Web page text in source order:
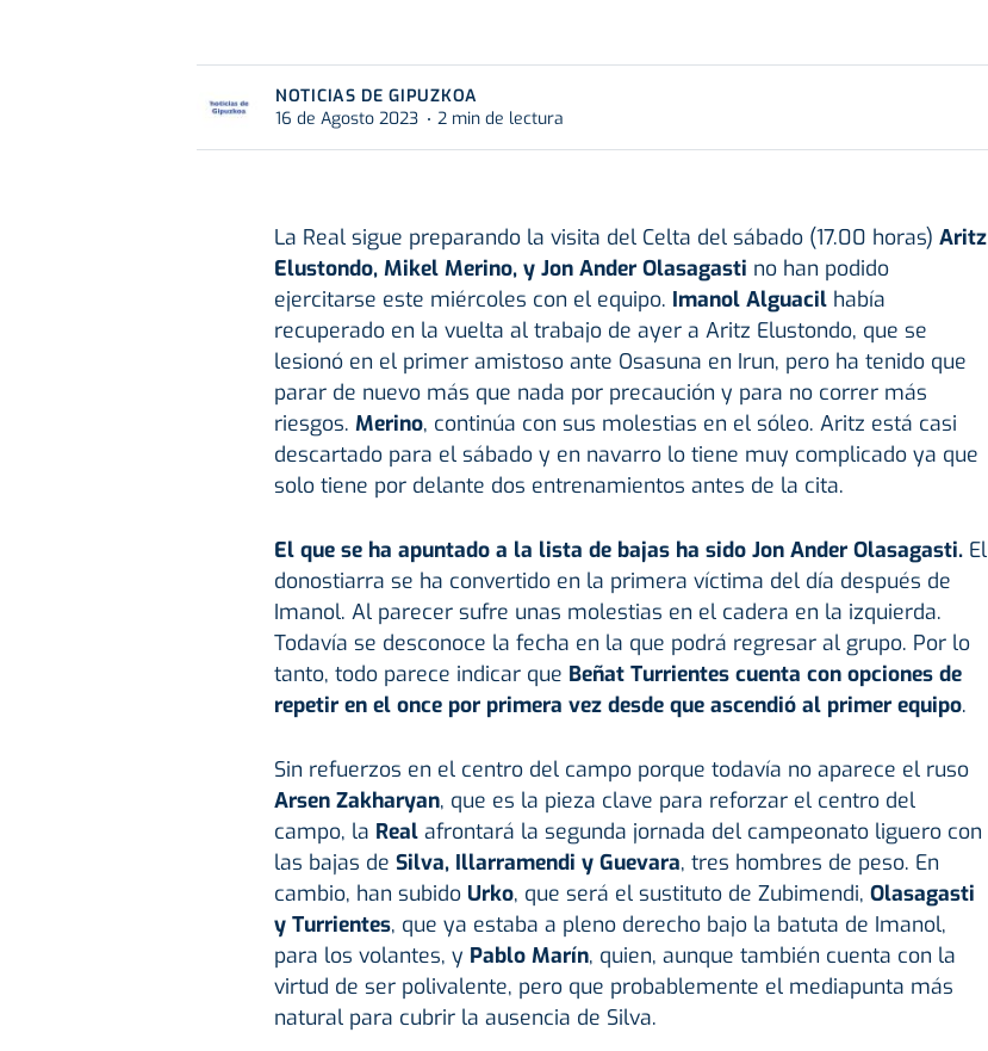
NOTICIAS DE GIPUZKOA
16 de Agosto 2023
2 min de lectura
La Real sigue preparando la visita del Celta del sábado (17.00 horas) Aritz
Elustondo, Mikel Merino, y Jon Ander Olasagasti no han podido
ejercitarse este miércoles con el equipo. Imanol Alguacilhabía
recuperado en la vuelta al trabajo de ayer a Aritz Elustondo, que se
lesionó en el primer amistoso ante Osasuna en Irun, pero ha tenido que
parar de nuevo más que nada por precaución y para no correr más
riesgos. Merino, continúa con sus molestias en el sóleo. Aritz está casi
descartado para el sábado y en navarro lo tiene muy complicado ya que
solo tiene por delante dos entrenamientos antes de la cita.
El que se ha apuntado a la lista de bajas ha sido Jon Ander Olasagasti.El
donostiarra se ha convertido en la primera víctima del día después de
Imanol. Al parecer sufre unas molestias en el cadera en la izquierda.
Todavía se desconoce la fecha en la que podrá regresar al grupo. Por lo
tanto, todo parece indicar que Beñat Turrientes cuenta con opciones de
repetir en el once por primera vez desde que ascendió al primer equipo.
Sin refuerzos en el centro del campo porque todavía no aparece el ruso
Arsen Zakharyan, que es la pieza clave para reforzar el centro del
campo, la Realafrontará la segunda jornada del campeonato liguero con
las bajas de Silva, Illarramendi y Guevara, tres hombres de peso. En
cambio, han subido Urko, que será el sustituto de Zubimendi, Olasagasti
y Turrientes, que ya estaba a pleno derecho bajo la batuta de Imanol,
para los volantes, y Pablo Marín, quien, aunque también cuenta con la
virtud de ser polivalente, pero que probablemente el mediapunta más
natural para cubrir la ausencia de Silva.